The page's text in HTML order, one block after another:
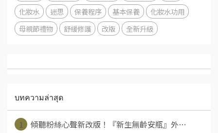
化妝水
迷思 保養程序 基本保養
化妝水功用
母親節禮物
舒緩修護 改版 全新升級
บทความล่าสุด
1
傾聽粉絲心聲新改版！『新生無齡安瓶』外⋯